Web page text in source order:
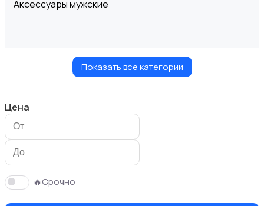
Аксессуары мужские
Головные уборы
Показать все категории
Цена
🔥Срочно